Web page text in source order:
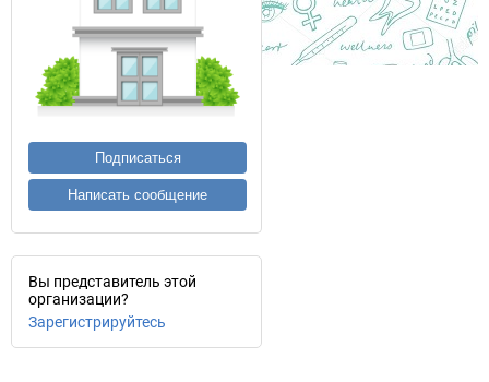
Подписаться
Написать сообщение
Вы представитель этой
организации?
Зарегистрируйтесь